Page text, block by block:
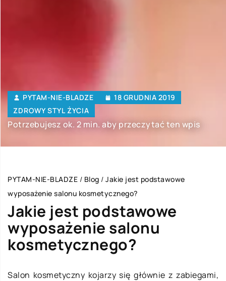
PYTAM-NIE-BLADZE
18 GRUDNIA 2019
ZDROWY STYL ŻYCIA
Potrzebujesz ok. 2 min. aby przeczytać ten wpis
PYTAM-NIE-BLADZE / Blog / Jakie jest podstawowe
wyposażenie salonu kosmetycznego?
Jakie jest podstawowe
wyposażenie salonu
kosmetycznego?
Salon kosmetyczny kojarzy się głównie z zabiegami,